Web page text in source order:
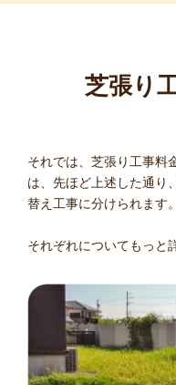
芝張り
それでは、芝張り工事料
は、先ほど上述した通り
替え工事に分けられます。
それぞれについてもっと